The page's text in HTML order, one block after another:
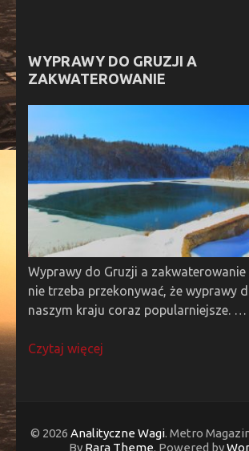
WYPRAWY DO GRUZJI A
ZAKWATEROWANIE
Wyprawy do Gruzji a zakwaterowanie
nie trzeba przekonywać, że wyprawy
naszym kraju coraz popularniejsze. …
Czytaj więcej
© 2026 Analityczne Wagi. Metro
By Rara Theme. Powered by